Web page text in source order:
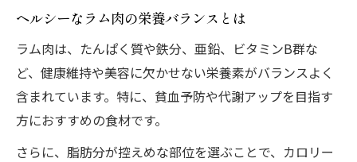
ヘルシーなラム肉の栄養バランスとは
ラム肉は、たんぱく質や鉄分、亜鉛、ビタミンB群な
ど、健康維持や美容に欠かせない栄養素がバランスよく
含まれています。特に、貧血予防や代謝アップを目指す
方におすすめの食材です。
さらに、脂肪分が控えめな部位を選ぶことで、カロリー